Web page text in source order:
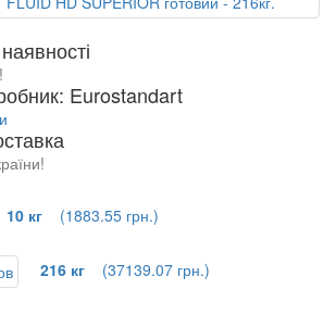
Eurostandart
10 кг (1883.55 грн.)
216 кг (37139.07 грн.)